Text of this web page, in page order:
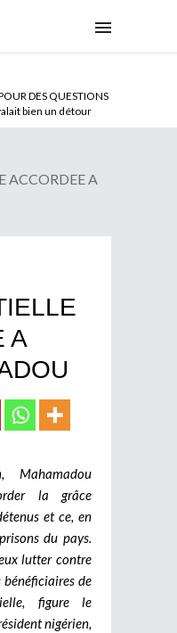
DES QUESTIONS
bien un détour
ACCORDEE A
A
Mahamadou
la grâce
et ce, en
du pays.
lutter contre
de
figure le
nigérien,